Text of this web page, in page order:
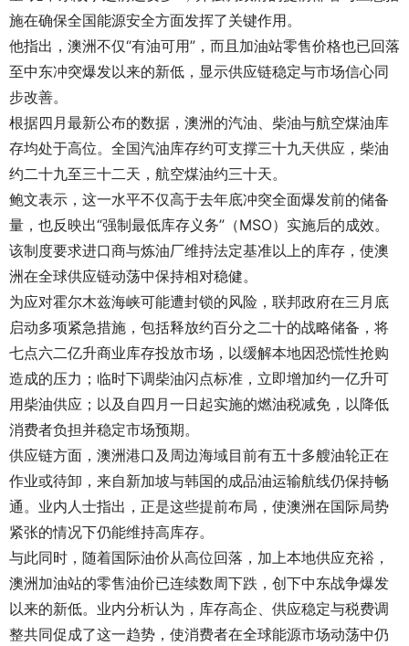
施在确保全国能源安全方面发挥了关键作用。
他指出，澳洲不仅“有油可用”，而且加油站零售价格也已回落
至中东冲突爆发以来的新低，显示供应链稳定与市场信心同
步改善。
根据四月最新公布的数据，澳洲的汽油、柴油与航空煤油库
存均处于高位。全国汽油库存约可支撑三十九天供应，柴油
约二十九至三十二天，航空煤油约三十天。
鲍文表示，这一水平不仅高于去年底冲突全面爆发前的储备
量，也反映出“强制最低库存义务”（MSO）实施后的成效。
该制度要求进口商与炼油厂维持法定基准以上的库存，使澳
洲在全球供应链动荡中保持相对稳健。
为应对霍尔木兹海峡可能遭封锁的风险，联邦政府在三月底
启动多项紧急措施，包括释放约百分之二十的战略储备，将
七点六二亿升商业库存投放市场，以缓解本地因恐慌性抢购
造成的压力；临时下调柴油闪点标准，立即增加约一亿升可
用柴油供应；以及自四月一日起实施的燃油税减免，以降低
消费者负担并稳定市场预期。
供应链方面，澳洲港口及周边海域目前有五十多艘油轮正在
作业或待卸，来自新加坡与韩国的成品油运输航线仍保持畅
通。业内人士指出，正是这些提前布局，使澳洲在国际局势
紧张的情况下仍能维持高库存。
与此同时，随着国际油价从高位回落，加上本地供应充裕，
澳洲加油站的零售油价已连续数周下跌，创下中东战争爆发
以来的新低。业内分析认为，库存高企、供应稳定与税费调
整共同促成了这一趋势，使消费者在全球能源市场动荡中仍